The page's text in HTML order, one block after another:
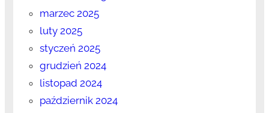
marzec 2025
luty 2025
styczeń 2025
grudzień 2024
listopad 2024
październik 2024